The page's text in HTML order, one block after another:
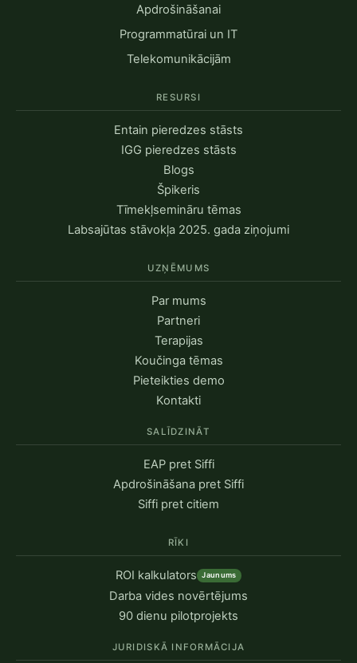
Apdrošināšanai
Programmatūrai un IT
Telekomunikācijām
RESURSI
Entain pieredzes stāsts
IGG pieredzes stāsts
Blogs
Špikeris
Tīmekļsemināru tēmas
Labsajūtas stāvokļa 2025. gada ziņojumi
UZŅĒMUMS
Par mums
Partneri
Terapijas
Koučinga tēmas
Pieteikties demo
Kontakti
SALĪDZINĀT
EAP pret Siffi
Apdrošināšana pret Siffi
Siffi pret citiem
RĪKI
ROI kalkulators Jaunums
Darba vides novērtējums
90 dienu pilotprojekts
JURIDISKĀ INFORMĀCIJA